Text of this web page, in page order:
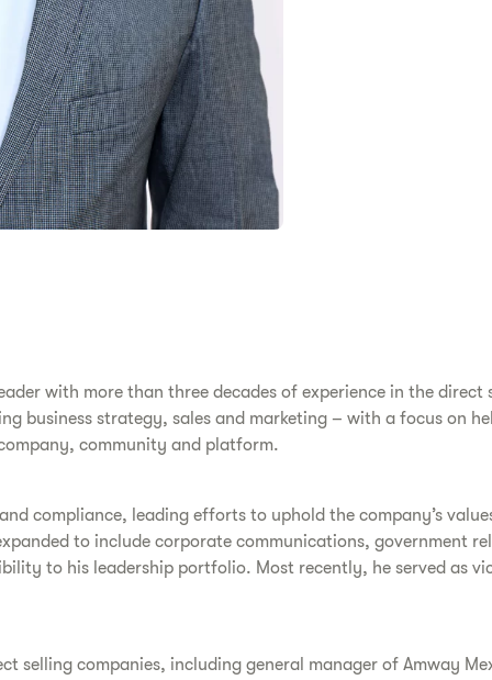
with more than three decades of experience in the
business strategy, sales and marketing – with a focus on
community and platform.
compliance, leading efforts to uphold the company’s
to include corporate communications, government
to his leadership portfolio. Most recently, he served as
selling companies, including general manager of Amway